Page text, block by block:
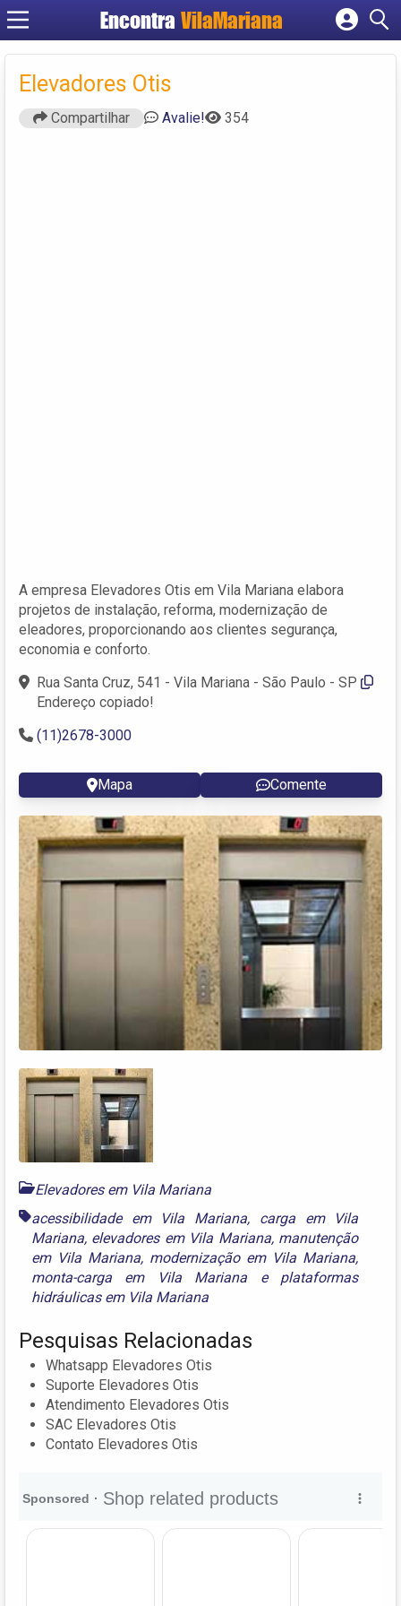
EncontraVilaMariana
Cadastrar empresa
Elevadores Otis
Compartilhar Avalie! 354
A empresa Elevadores Otis em Vila Mariana elabora
projetos de instalação, reforma, modernização de
eleadores, proporcionando aos clientes segurança,
economia e conforto.
Rua Santa Cruz, 541 - Vila Mariana - São Paulo - SP
Endereço copiado!
(11)2678-3000
Mapa Comente
Elevadores em Vila Mariana
acessibilidade em Vila Mariana, carga em Vila
Mariana, elevadores em Vila Mariana, manutenção
em Vila Mariana, modernização em Vila Mariana,
monta-carga em Vila Mariana e plataformas
hidráulicas em Vila Mariana
Pesquisas Relacionadas
Whatsapp Elevadores Otis
Suporte Elevadores Otis
Atendimento Elevadores Otis
SAC Elevadores Otis
Contato Elevadores Otis